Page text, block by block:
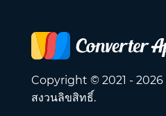
Copyright © 2021 -
สงวนลิขสิทธิ์.